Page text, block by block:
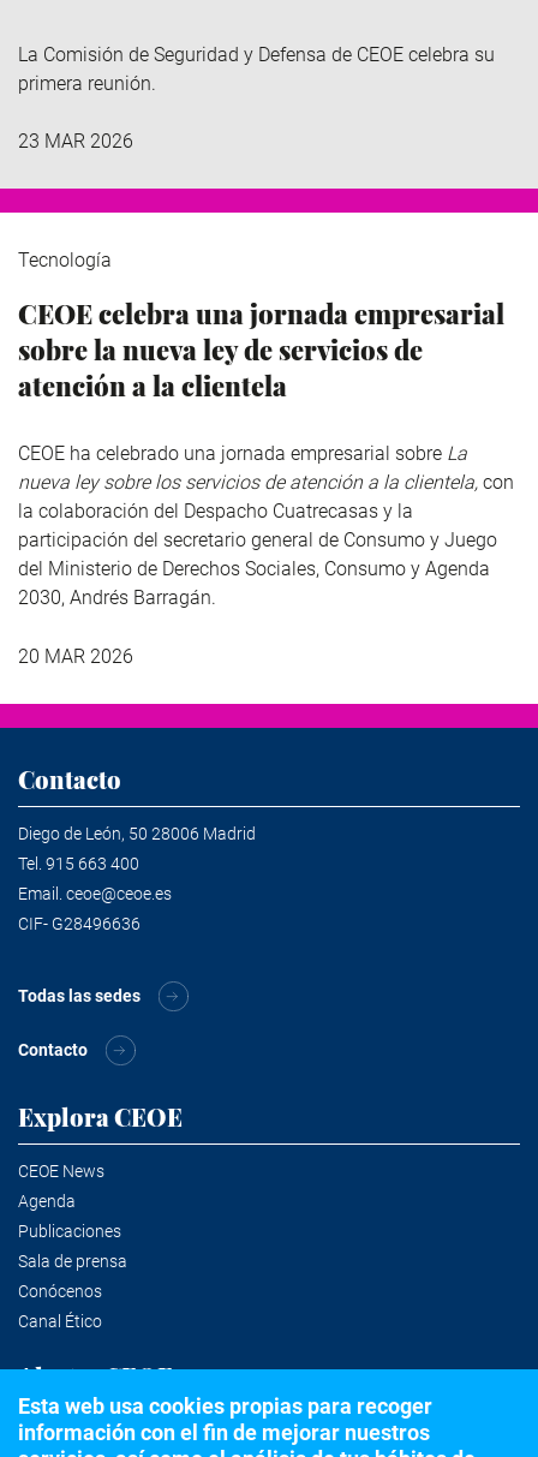
La Comisión de Seguridad y Defensa de CEOE celebra su
primera reunión.
23 MAR 2026
Tecnología
CEOE celebra una jornada empresarial
sobre la nueva ley de servicios de
atención a la clientela
CEOE ha celebrado una jornada empresarial sobre La
nueva ley sobre los servicios de atención a la clientela, con
la colaboración del Despacho Cuatrecasas y la
participación del secretario general de Consumo y Juego
del Ministerio de Derechos Sociales, Consumo y Agenda
2030, Andrés Barragán.
20 MAR 2026
Contacto
Diego de León, 50 28006 Madrid
Tel. 915 663 400
Email. ceoe@ceoe.es
CIF- G28496636
Todas las sedes
Contacto
Explora CEOE
CEOE News
Agenda
Publicaciones
Sala de prensa
Conócenos
Canal Ético
Alertas CEOE
Suscríbete a la newsletter
Esta web usa cookies propias para recoger
información con el fin de mejorar nuestros